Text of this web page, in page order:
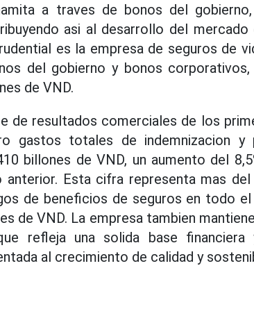
a traves de bonos del
asi al desarrollo del
es la empresa de seguros de
del gobierno y bonos
de VND.
de resultados comerciales de los
gastos totales de indemnizacion
billones de VND, un aumento del
anterior. Esta cifra representa mas
de beneficios de seguros en todo
de VND. La empresa tambien
refleja una solida base financiera
al crecimiento de calidad y